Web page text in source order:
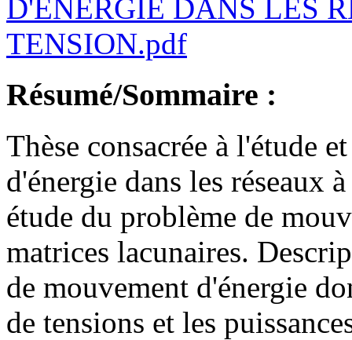
D'ENERGIE DANS LES
TENSION.pdf
Résumé/Sommaire :
Thèse consacrée à l'étude
d'énergie dans les réseaux
étude du problème de
matrices lacunaires.
de mouvement d'énergie
de tensions et les